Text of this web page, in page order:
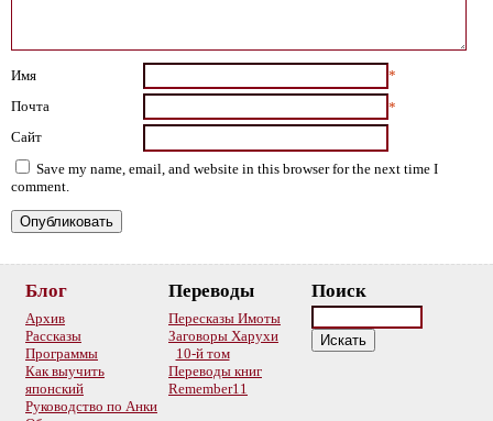
Имя
*
Почта
*
Сайт
Save my name, email, and website in this browser for the next time I
comment.
Блог
Архив
Рассказы
Программы
Как выучить
японский
Руководство по Анки
Переводы
Пересказы Имоты
Заговоры Харухи
10-й том
Переводы книг
Remember11
Поиск